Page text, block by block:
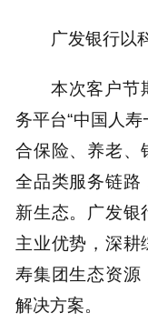
广发银行以
本次客户节
务平台“中国人
合保险、养老、
全品类服务链路
新生态。广发银
主业优势，深耕
寿集团生态资源
解决方案。